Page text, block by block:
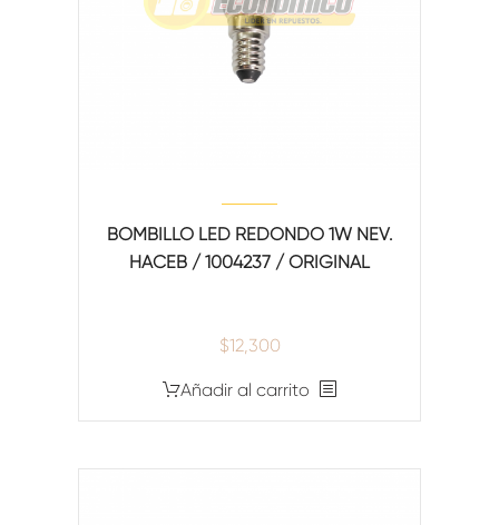
BOMBILLO LED REDONDO 1W NEV.
HACEB / 1004237 / ORIGINAL
$12,300
Añadir al carrito